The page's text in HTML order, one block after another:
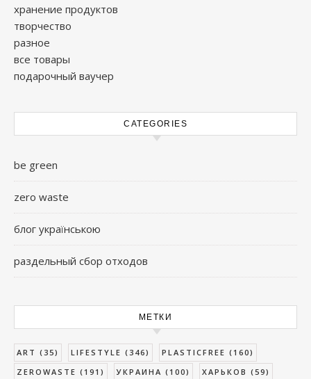
хранение продуктов
творчество
разное
все товары
подарочный ваучер
CATEGORIES
be green
zero waste
блог українською
раздельный сбор отходов
МЕТКИ
ART (35) LIFESTYLE (346) PLASTICFREE (160)
ZEROWASTE (191) УКРАИНА (100) ХАРЬКОВ (59)